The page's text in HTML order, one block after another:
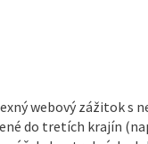
webový zážitok s
do tretích krajín